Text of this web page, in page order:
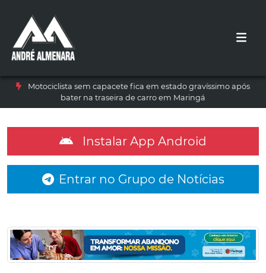
Motociclista sem capacete fica em estado gravíssimo após
bater na traseira de carro em Maringá
Instalar App Android
Entrar no Grupo de Notícias